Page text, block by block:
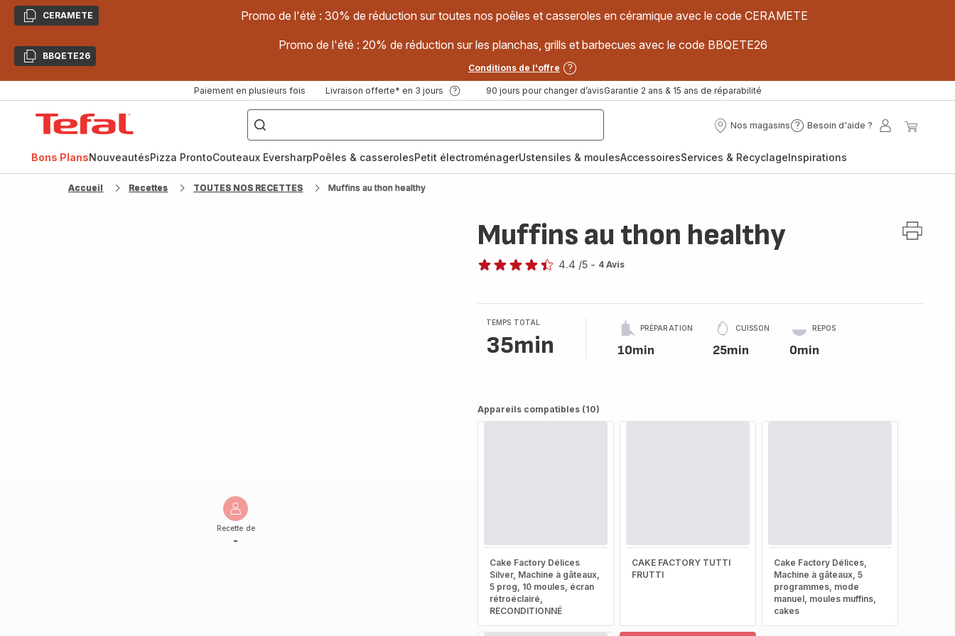
CopierCERAMETE Promo de l'été : 30% de réduction sur toutes nos poêles et casseroles en céramique avec le code CERAMETE
CopierBBQETE26
Promo de l'été : 20% de réduction sur les planchas, grills et barbecues avec le code BBQETE26
Conditions de l'offre
Paiement en plusieurs fois Livraison offerte* en 3 jours 90 jours pour changer d’avisGarantie 2 ans & 15 ans de réparabilité
["Poêles
inox,
Cake
Factory,
Nos magasins
Nos
Besoin d'aide ?
Besoin
?
Mon
Bons PlansNouveautésPizza ProntoCouteaux EversharpPoêles & casserolesPetit électroménagerUstensiles & moulesAccessoiresServices & RecyclageInspirations
Accueil Recettes TOUTES NOS RECETTES Muffins au thon healthy
Recette de
-
Muffins au thon healthy
4.4 /5 - 4 Avis
TEMPS TOTAL
35min
PRÉPARATION
10min
CUISSON
25min
REPOS
0min
Appareils compatibles (10)
Cake Factory Délices
Silver, Machine à gâteaux,
5 prog, 10 moules, écran
rétroéclairé,
RECONDITIONNÉ
CAKE FACTORY TUTTI
FRUTTI
Cake Factory Délices,
Machine à gâteaux, 5
programmes, mode
manuel, moules muffins,
cakes